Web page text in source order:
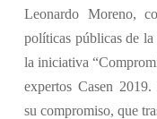
Leonardo Moreno,
políticas públicas de
la iniciativa
expertos Casen
su compromiso, que